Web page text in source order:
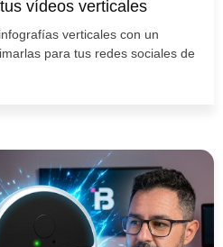
vídeos verticales
verticales con un
para tus redes sociales de